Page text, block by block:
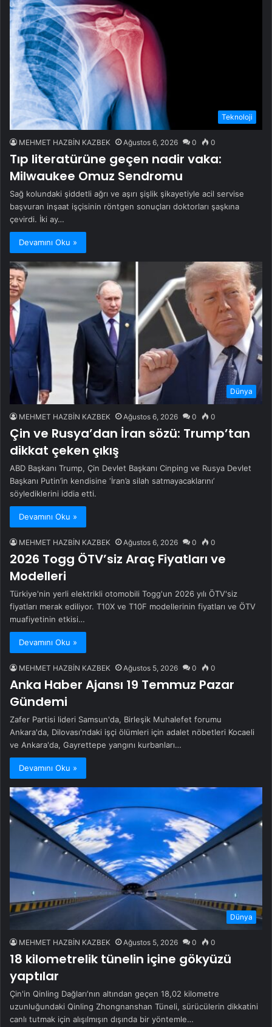
Teknoloji
MEHMET HAZBİN KAZBEK Ağustos 6, 2026 0 0
Tıp literatürüne geçen nadir vaka:
Milwaukee Omuz Sendromu
Sağ kolundaki şiddetli ağrı ve aşırı şişlik şikayetiyle acil servise
başvuran inşaat işçisinin röntgen sonuçları doktorları şaşkına
çevirdi. İki ay…
Devamını Oku »
Dünya
MEHMET HAZBİN KAZBEK Ağustos 6, 2026 0 0
Çin ve Rusya’dan İran sözü: Trump’tan
dikkat çeken çıkış
ABD Başkanı Trump, Çin Devlet Başkanı Cinping ve Rusya Devlet
Başkanı Putin’in kendisine ‘İran’a silah satmayacaklarını’
söylediklerini iddia etti.
Devamını Oku »
MEHMET HAZBİN KAZBEK Ağustos 6, 2026 0 0
2026 Togg ÖTV’siz Araç Fiyatları ve
Modelleri
Türkiye'nin yerli elektrikli otomobili Togg'un 2026 yılı ÖTV'siz
fiyatları merak ediliyor. T10X ve T10F modellerinin fiyatları ve ÖTV
muafiyetinin etkisi…
Devamını Oku »
MEHMET HAZBİN KAZBEK Ağustos 5, 2026 0 0
Anka Haber Ajansı 19 Temmuz Pazar
Gündemi
Zafer Partisi lideri Samsun'da, Birleşik Muhalefet forumu
Ankara'da, Dilovası'ndaki işçi ölümleri için adalet nöbetleri Kocaeli
ve Ankara'da, Gayrettepe yangını kurbanları…
Devamını Oku »
Dünya
MEHMET HAZBİN KAZBEK Ağustos 5, 2026 0 0
18 kilometrelik tünelin içine gökyüzü
yaptılar
Çin'in Qinling Dağları'nın altından geçen 18,02 kilometre
uzunluğundaki Qinling Zhongnanshan Tüneli, sürücülerin dikkatini
canlı tutmak için alışılmışın dışında bir yöntemle…